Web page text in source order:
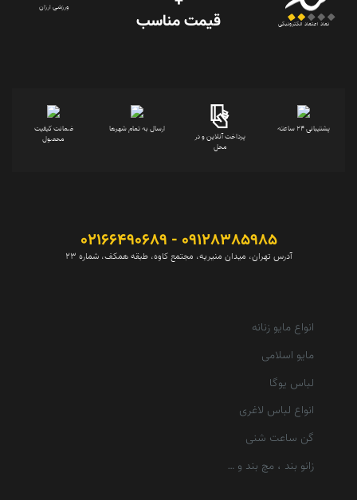
نماد اعتماد الکترونیکی قیمت‌ مناسب
ورزشی ارزان
پشتیبانی 24 ساعته
پرداخت آنلاین و در
محل
ارسال به تمام شهرها
ضمانت کیفیت
محصول
09128385985 - 02166490689
آدرس تهران، میدان منیریه، مجتمع کاوه، طبقه همکف، شماره 23
انواع مایو زنانه
مایو اسلامی
لباس یوگا
انواع لباس لاغری
گن ساعت شنی
زانو بند ، مچ بند و …